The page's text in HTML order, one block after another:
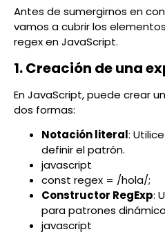
Antes de sumergirnos en
vamos a cubrir los
regex en JavaScript.
1. Creación de una
En JavaScript, puede crear
dos formas:
Notación literal:
definir el patrón.
javascript
const regex = /hola/;
Constructor RegExp:
para patrones
javascript